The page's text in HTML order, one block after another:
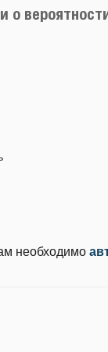
о
необходимо